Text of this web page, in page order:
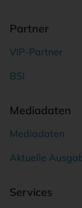
Partner
VIP-Partner
BSI
Mediadaten
Mediadaten
Aktuelle
Services